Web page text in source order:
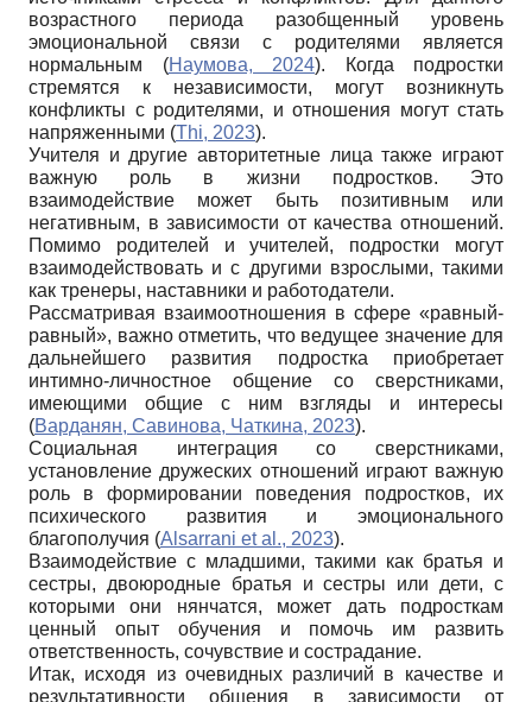
возрастного периода разобщенный уровень
эмоциональной связи с родителями является
нормальным (Наумова, 2024). Когда подростки
стремятся к независимости, могут возникнуть
конфликты с родителями, и отношения могут стать
напряженными (Thi, 2023).
Учителя и другие авторитетные лица также играют
важную роль в жизни подростков. Это
взаимодействие может быть позитивным или
негативным, в зависимости от качества отношений.
Помимо родителей и учителей, подростки могут
взаимодействовать и с другими взрослыми, такими
как тренеры, наставники и работодатели.
Рассматривая взаимоотношения в сфере «равный-
равный», важно отметить, что ведущее значение для
дальнейшего развития подростка приобретает
интимно-личностное общение со сверстниками,
имеющими общие с ним взгляды и интересы
(Варданян, Савинова, Чаткина, 2023).
Социальная интеграция со сверстниками,
установление дружеских отношений играют важную
роль в формировании поведения подростков, их
психического развития и эмоционального
благополучия (Alsarrani et al., 2023).
Взаимодействие с младшими, такими как братья и
сестры, двоюродные братья и сестры или дети, с
которыми они нянчатся, может дать подросткам
ценный опыт обучения и помочь им развить
ответственность, сочувствие и сострадание.
Итак, исходя из очевидных различий в качестве и
результативности общения в зависимости от